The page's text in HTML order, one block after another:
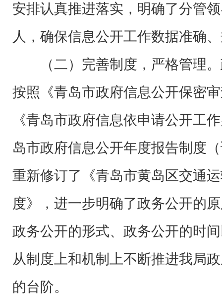
安排认真推进落实，明确了分管
人，确保信息公开工作数据准确
（二）完善制度，严格管理。
按照《青岛市政府信息公开保密
《青岛市政府信息依申请公开工
岛市政府信息公开年度报告制度
重新修订了《青岛市黄岛区交通
度》，进一步明确了政务公开的
政务公开的形式、政务公开的时
从制度上和机制上不断推进我局
的台阶。